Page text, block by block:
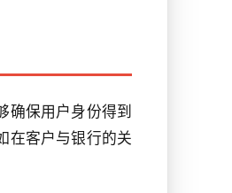
确保用户身份得到
在客户与银行的关